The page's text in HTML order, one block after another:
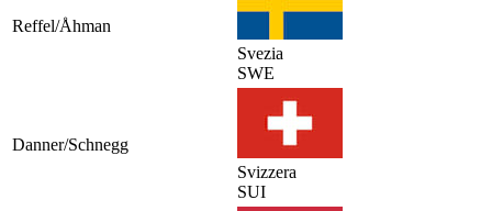
Reffel/Åhman
Svezia
SWE
Danner/Schnegg
Svizzera
SUI